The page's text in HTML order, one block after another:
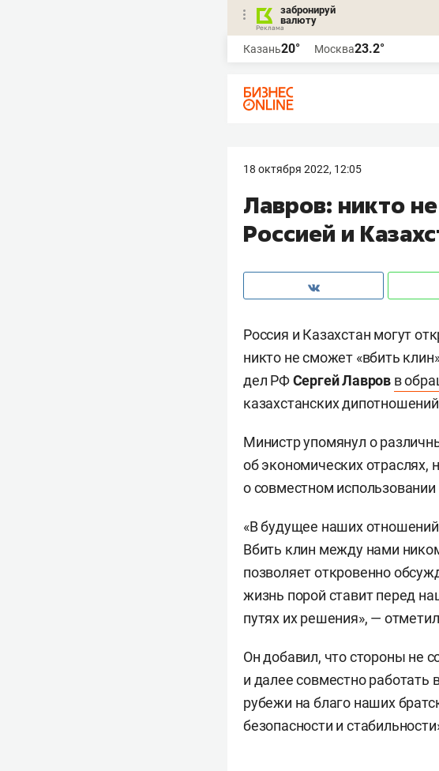
забронируй
валюту
Казань20° Москва23.2°
18 октября 2022, 12:05
Лавров: никто
Россией и
Россия и Казахстан могут
никто не сможет «вбить
дел РФСергей Лавров в
казахстанских
Министр упомянул о
об экономических отраслях,
о совместном
«В будущее наших
Вбить клин между нами
позволяет откровенно
жизнь порой ставит перед
путях их решения», —
Он добавил, что стороны не
и далее совместно работать
рубежи на благо наших
безопасности и